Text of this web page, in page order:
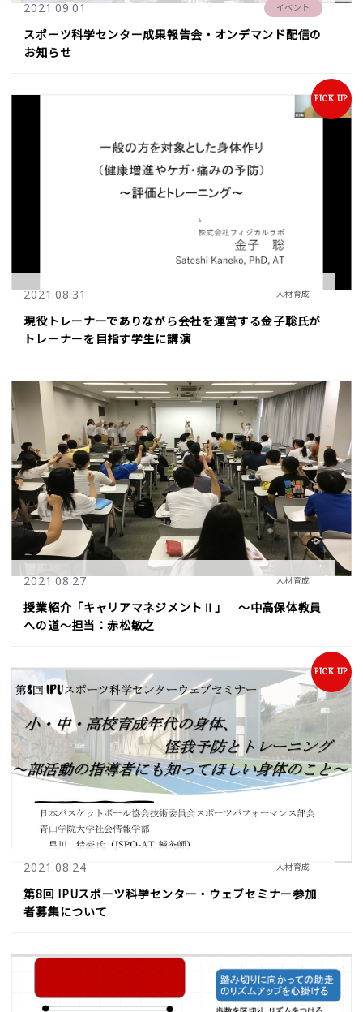
2021.09.01 イベント
スポーツ科学センター成果報告会・オンデマンド配信の
お知らせ
PICK UP
2021.08.31 人材育成
現役トレーナーでありながら会社を運営する金子聡氏が
トレーナーを目指す学生に講演
2021.08.27 人材育成
授業紹介「キャリアマネジメントⅡ」 ～中高保体教員
への道～担当：赤松敏之
PICK UP
2021.08.24 人材育成
第8回 IPUスポーツ科学センター・ウェブセミナー参加
者募集について